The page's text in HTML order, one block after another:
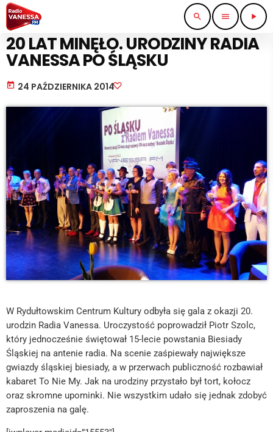
search menu play_arrow
KULTURA I ROZRYWKA
20 LAT MINĘŁO. URODZINY RADIA
VANESSA PO ŚLĄSKU
today 24 PAŹDZIERNIKA 2014
W Rydułtowskim Centrum Kultury odbyła się gala z okazji 20.
urodzin Radia Vanessa. Uroczystość poprowadził Piotr Szolc,
który jednocześnie świętował 15-lecie powstania Biesiady
Śląskiej na antenie radia. Na scenie zaśpiewały największe
gwiazdy śląskiej biesiady, a w przerwach publiczność rozbawiał
kabaret To Nie My. Jak na urodziny przystało był tort, kołocz
oraz skromne upominki. Nie wszystkim udało się jednak zdobyć
zaproszenia na galę.